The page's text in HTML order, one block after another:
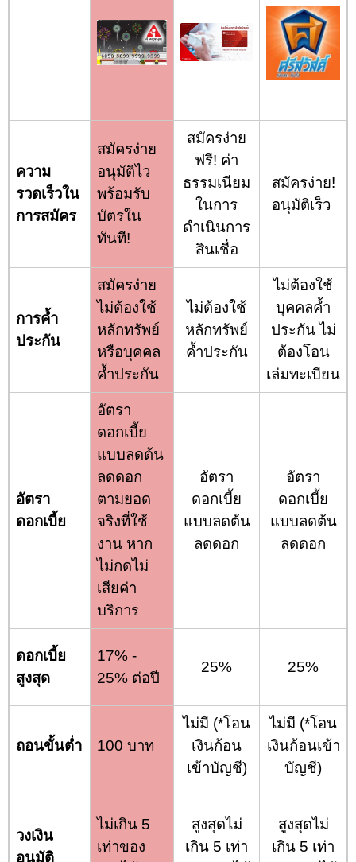
ความ
รวดเร็วใน
การสมัคร
สมัครง่าย
อนุมัติไว
พร้อมรับ
บัตรใน
ทันที!
สมัครง่าย
ฟรี! ค่า
ธรรมเนียม
ในการ
ดำเนินการ
สินเชื่อ
สมัครง่าย!
อนุมัติเร็ว
การค้ำ
ประกัน
สมัครง่าย
ไม่ต้องใช้
หลักทรัพย์
หรือบุคคล
ค้ำประกัน
ไม่ต้องใช้
หลักทรัพย์
ค้ำประกัน
ไม่ต้องใช้
บุคคลค้ำ
ประกัน ไม่
ต้องโอน
เล่มทะเบียน
อัตรา
ดอกเบี้ย
อัตรา
ดอกเบี้ย
แบบลดต้น
ลดดอก
ตามยอด
จริงที่ใช้
งาน หาก
ไม่กดไม่
เสียค่า
บริการ
อัตรา
ดอกเบี้ย
แบบลดต้น
ลดดอก
อัตรา
ดอกเบี้ย
แบบลดต้น
ลดดอก
ดอกเบี้ย
สูงสุด
17% -
25% ต่อปี
25% 25%
ถอนขั้นต่ำ 100 บาท
ไม่มี (*โอน
เงินก้อน
เข้าบัญชี)
ไม่มี (*โอน
เงินก้อนเข้า
บัญชี)
วงเงิน
อนุมัติ
ไม่เกิน 5
เท่าของ
สูงสุดไม่
เกิน 5 เท่า
สูงสุดไม่
เกิน 5 เท่า